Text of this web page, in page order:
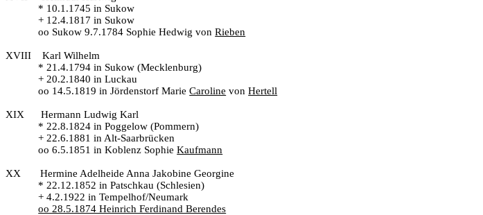
* 10.1.1745 in Sukow
+ 12.4.1817 in Sukow
oo Sukow 9.7.1784 Sophie Hedwig vonRieben
XVIII
Karl Wilhelm
* 21.4.1794 in Sukow (Mecklenburg)
+ 20.2.1840 in Luckau
oo 14.5.1819 in Jördenstorf MarieCaroline vonHertell
XIX
Hermann Ludwig Karl
* 22.8.1824 in Poggelow (Pommern)
+ 22.6.1881 in Alt-Saarbrücken
oo 6.5.1851 in Koblenz SophieKaufmann
XX
Hermine Adelheide Anna Jakobine Georgine
* 22.12.1852 in Patschkau (Schlesien)
+ 4.2.1922 in Tempelhof/Neumark
oo 28.5.1874 Heinrich Ferdinand Berendes